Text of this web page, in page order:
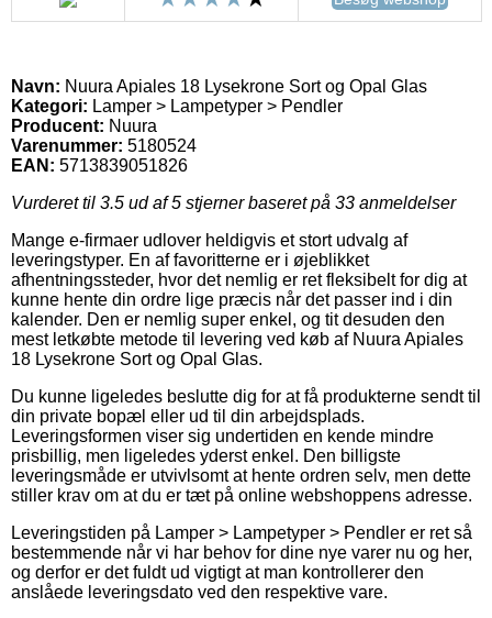
Navn: Nuura Apiales 18 Lysekrone Sort og Opal Glas
Kategori: Lamper > Lampetyper > Pendler
Producent: Nuura
Varenummer: 5180524
EAN: 5713839051826
Vurderet til 3.5 ud af 5 stjerner baseret på 33 anmeldelser
Mange e-firmaer udlover heldigvis et stort udvalg af
leveringstyper. En af favoritterne er i øjeblikket
afhentningssteder, hvor det nemlig er ret fleksibelt for dig at
kunne hente din ordre lige præcis når det passer ind i din
kalender. Den er nemlig super enkel, og tit desuden den
mest letkøbte metode til levering ved køb af Nuura Apiales
18 Lysekrone Sort og Opal Glas.
Du kunne ligeledes beslutte dig for at få produkterne sendt til
din private bopæl eller ud til din arbejdsplads.
Leveringsformen viser sig undertiden en kende mindre
prisbillig, men ligeledes yderst enkel. Den billigste
leveringsmåde er utvivlsomt at hente ordren selv, men dette
stiller krav om at du er tæt på online webshoppens adresse.
Leveringstiden på Lamper > Lampetyper > Pendler er ret så
bestemmende når vi har behov for dine nye varer nu og her,
og derfor er det fuldt ud vigtigt at man kontrollerer den
anslåede leveringsdato ved den respektive vare.